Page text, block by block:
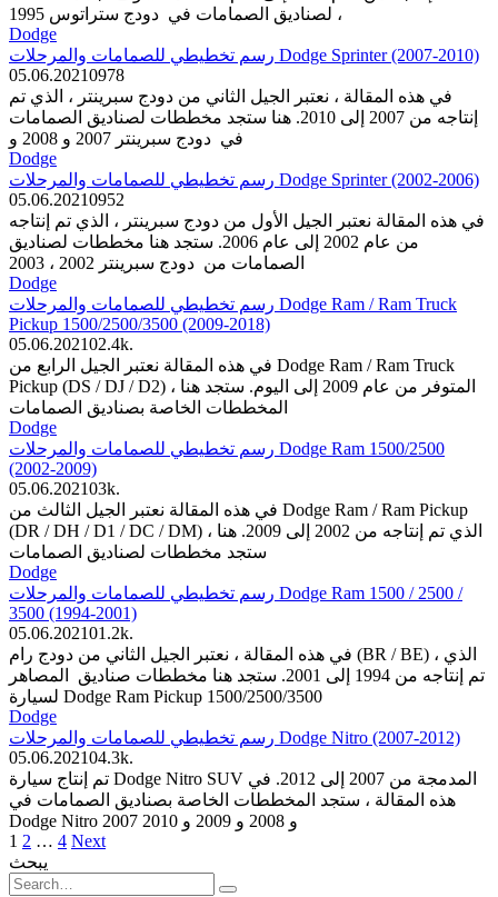
لصناديق الصمامات في دودج ستراتوس 1995 ،
Dodge
رسم تخطيطي للصمامات والمرحلات Dodge Sprinter (2007-2010)
05.06.20210978
في هذه المقالة ، نعتبر الجيل الثاني من دودج سبرينتر ، الذي تم
إنتاجه من 2007 إلى 2010. هنا ستجد مخططات لصناديق الصمامات
في دودج سبرينتر 2007 و 2008 و
Dodge
رسم تخطيطي للصمامات والمرحلات Dodge Sprinter (2002-2006)
05.06.20210952
في هذه المقالة نعتبر الجيل الأول من دودج سبرينتر ، الذي تم إنتاجه
من عام 2002 إلى عام 2006. ستجد هنا مخططات لصناديق
الصمامات من دودج سبرينتر 2002 ، 2003
Dodge
رسم تخطيطي للصمامات والمرحلات Dodge Ram / Ram Truck
Pickup 1500/2500/3500 (2009-2018)
05.06.202102.4k.
في هذه المقالة نعتبر الجيل الرابع من Dodge Ram / Ram Truck
Pickup (DS / DJ / D2) ، المتوفر من عام 2009 إلى اليوم. ستجد هنا
المخططات الخاصة بصناديق الصمامات
Dodge
رسم تخطيطي للصمامات والمرحلات Dodge Ram 1500/2500
(2002-2009)
05.06.202103k.
في هذه المقالة نعتبر الجيل الثالث من Dodge Ram / Ram Pickup
(DR / DH / D1 / DC / DM) ، الذي تم إنتاجه من 2002 إلى 2009. هنا
ستجد مخططات لصناديق الصمامات
Dodge
رسم تخطيطي للصمامات والمرحلات Dodge Ram 1500 / 2500 /
3500 (1994-2001)
05.06.202101.2k.
في هذه المقالة ، نعتبر الجيل الثاني من دودج رام (BR / BE) ، الذي
تم إنتاجه من 1994 إلى 2001. ستجد هنا مخططات صناديق المصاهر
لسيارة Dodge Ram Pickup 1500/2500/3500
Dodge
رسم تخطيطي للصمامات والمرحلات Dodge Nitro (2007-2012)
05.06.202104.3k.
تم إنتاج سيارة Dodge Nitro SUV المدمجة من 2007 إلى 2012. في
هذه المقالة ، ستجد المخططات الخاصة بصناديق الصمامات في
Dodge Nitro 2007 و 2008 و 2009 و 2010
Posts
pagination
1 2 … 4 Next
يبحث
Search